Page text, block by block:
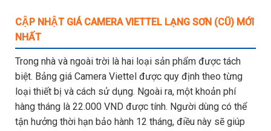
CẬP NHẬT GIÁ CAMERA VIETTEL LẠNG SƠN (CŨ) MỚI
NHẤT
Trong nhà và ngoài trời là hai loại sản phẩm được tách
biệt. Bảng giá Camera Viettel được quy định theo từng
loại thiết bị và cách sử dụng. Ngoài ra, một khoản phí
hàng tháng là 22.000 VND được tính. Người dùng có thể
tận hưởng thời hạn bảo hành 12 tháng, điều này sẽ giúp